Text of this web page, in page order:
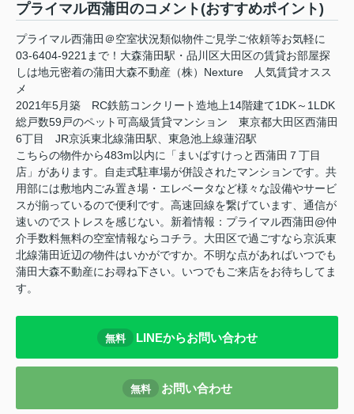
プライマル西蒲田のコメント(おすすめポイント)
プライマル西蒲田＠空室状況類似物件ご見学ご依頼等お気軽に
03-6404-9221まで！大森蒲田駅・品川区大田区の賃貸お部屋探
しは地元密着の蒲田大森不動産（株）Nexture 人気賃貸オスス
メ
2021年5月築 RC鉄筋コンクリート造地上14階建て1DK～1LDK
総戸数59戸のペット可高級賃貸マンション 東京都大田区西蒲田
6丁目 JR京浜東北線蒲田駅、東急池上線蓮沼駅
こちらの物件から483m以内に「まいばすけっと西蒲田７丁目
店」があります。自走式駐車場が併設されたマンションです。共
用部には敷地内ごみ置き場・エレベータなど様々な設備やサービ
スが揃っているので便利です。高速回線を繋げています、通信が
速いのでストレスを感じない。新着情報：プライマル西蒲田@仲
介手数料無料の空室情報ならコチラ。大田区で過ごすなら京浜東
北線蒲田近辺の物件はいかがですか。不明な点があればいつでも
蒲田大森不動産にお尋ね下さい。いつでもご来店をお待ちしてま
す。
無料 LINEからお問い合わせ
無料 お問い合わせ